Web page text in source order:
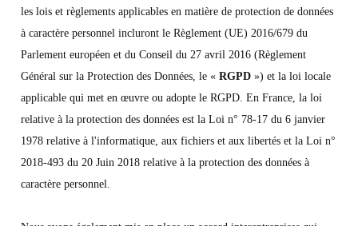
les lois et règlements applicables en matière de protection de données
à caractère personnel incluront le Règlement (UE) 2016/679 du
Parlement européen et du Conseil du 27 avril 2016 (Règlement
Général sur la Protection des Données, le « RGPD ») et la loi locale
applicable qui met en œuvre ou adopte le RGPD. En France, la loi
relative à la protection des données est la Loi n° 78-17 du 6 janvier
1978 relative à l'informatique, aux fichiers et aux libertés et la Loi n°
2018-493 du 20 Juin 2018 relative à la protection des données à
caractère personnel.